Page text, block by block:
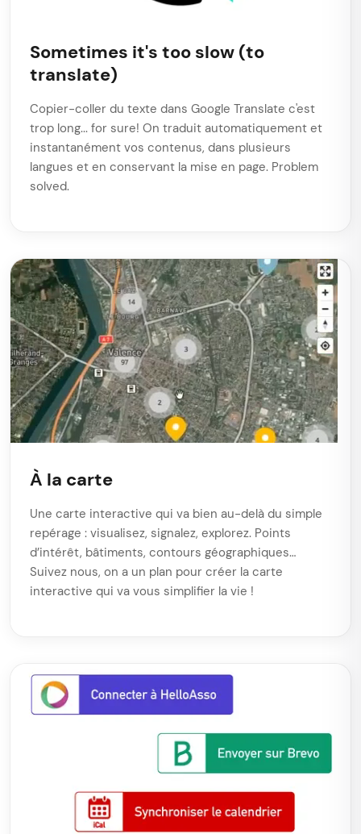
Sometimes it's too slow (to
translate)
Copier-coller du texte dans Google Translate c'est
trop long... for sure! On traduit automatiquement et
instantanément vos contenus, dans plusieurs
langues et en conservant la mise en page. Problem
solved.
À la carte
Une carte interactive qui va bien au-delà du simple
repérage : visualisez, signalez, explorez. Points
d’intérêt, bâtiments, contours géographiques…
Suivez nous, on a un plan pour créer la carte
interactive qui va vous simplifier la vie !